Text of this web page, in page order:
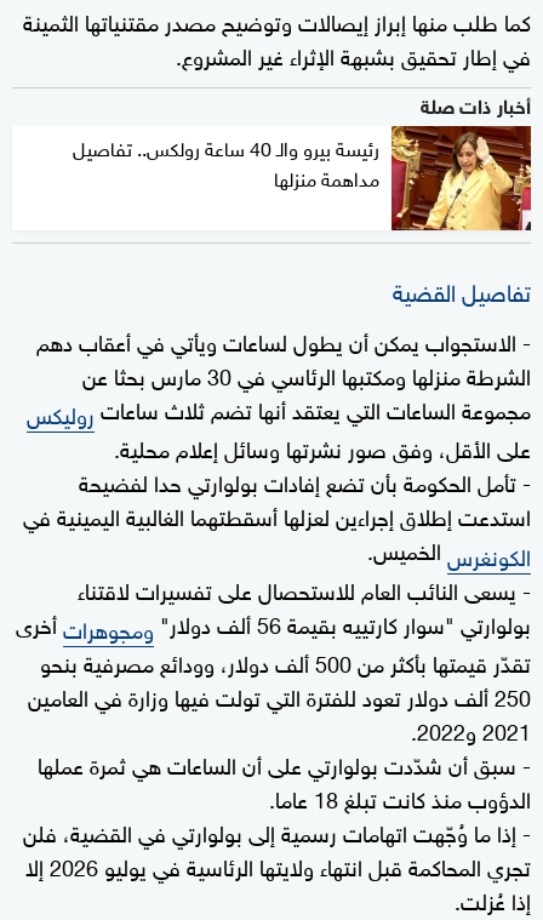
كما طلب منها إبراز إيصالات وتوضيح مصدر مقتنياتها الثمينة
في إطار تحقيق بشبهة الإثراء غير المشروع.
أخبار ذات صلة
رئيسة بيرو والـ 40 ساعة رولكس.. تفاصيل
مداهمة منزلها
تفاصيل القضية
- الاستجواب يمكن أن يطول لساعات ويأتي في أعقاب دهم
الشرطة منزلها ومكتبها الرئاسي في 30 مارس بحثا عن
مجموعة الساعات التي يعتقد أنها تضم ثلاث ساعاتروليكس
على الأقل، وفق صور نشرتها وسائل إعلام محلية.
- تأمل الحكومة بأن تضع إفادات بولوارتي حدا لفضيحة
استدعت إطلاق إجراءين لعزلها أسقطتهما الغالبية اليمينية في
الكونغرسالخميس.
- يسعى النائب العام للاستحصال على تفسيرات لاقتناء
بولوارتي "سوار كارتييه بقيمة 56 ألف دولار"
ومجوهراتأخرى
تقدّر قيمتها بأكثر من 500 ألف دولار، وودائع مصرفية بنحو
250 ألف دولار تعود للفترة التي تولت فيها وزارة في العامين
2021 و2022.
- سبق أن شدّدت بولوارتي على أن الساعات هي ثمرة عملها
الدؤوب منذ كانت تبلغ 18 عاما.
- إذا ما وُجّهت اتهامات رسمية إلى بولوارتي في القضية، فلن
تجري المحاكمة قبل انتهاء ولايتها الرئاسية في يوليو 2026 إلا
إذا عُزلت.